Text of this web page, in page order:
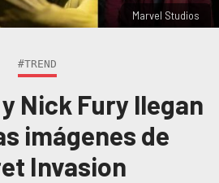
Marvel Studios
#TREND
Nick Fury llegan
imágenes de
Invasion